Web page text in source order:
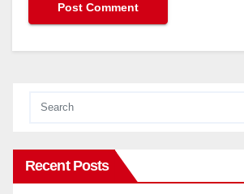
Recent Posts